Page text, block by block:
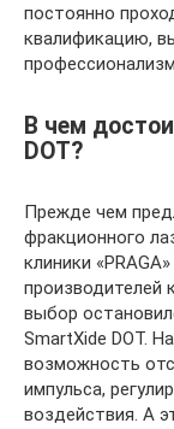
постоянно
квалификацию,
В чем
DOT?
Прежде чем
фракционного
клиники
производителей
выбор
SmartXide DOT.
возможность
импульса,
воздействия. А